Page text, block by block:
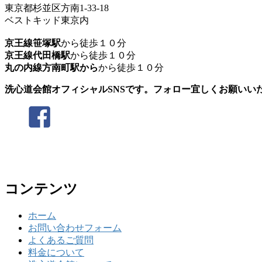
東京都杉並区方南1-33-18
ベストキッド東京内
京王線笹塚駅から徒歩１０分
京王線代田橋駅から徒歩１０分
丸の内線方南町駅からから徒歩１０分
洗心道会館オフィシャルSNSです。フォロー宜しくお願いい
コンテンツ
ホーム
お問い合わせフォーム
よくあるご質問
料金について